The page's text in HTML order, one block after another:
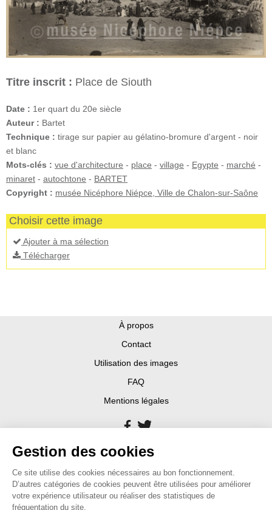
Titre inscrit : Place de Siouth
Date : 1er quart du 20e siècle
Auteur : Bartet
Technique : tirage sur papier au gélatino-bromure d'argent - noir
et blanc
Mots-clés : vue d'architecture - place - village - Egypte - marché -
minaret - autochtone - BARTET
Copyright : musée Nicéphore Niépce, Ville de Chalon-sur-Saône
Choisir cette image
Ajouter à ma sélection
Télécharger
À propos
Contact
Utilisation des images
FAQ
Mentions légales
Gestion des cookies
Ce site utilise des cookies nécessaires au bon fonctionnement.
D’autres catégories de cookies peuvent être utilisées pour améliorer
votre expérience utilisateur ou réaliser des statistiques de
fréquentation du site.